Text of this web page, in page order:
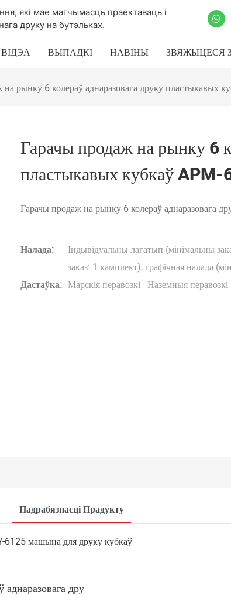
які мае магчымасць праектаваць і
друку на бутэльках.
ВІДЭА ВЫПАДКІ НАВІНЫ ЗВЯЖЫЦЕСЯ
рынку 6 колераў аднаразовага друку пластыкавых
Гарачы продаж на рынку 6
пластыкавых кубкаў
Гарачы продаж на рынку 6 колераў аднаразовага
Налада:
Індывідуальны лагатып (мінімальны
заказ: 1 камплект), графічная налада
Дастаўка: Марскія перавозкі · Наземныя перавозкі
Падрабязнасці Прадукту
дру